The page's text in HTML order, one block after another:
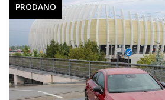
PRODANO